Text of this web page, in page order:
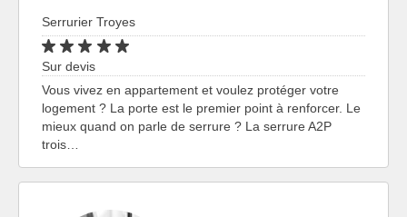
Serrurier Troyes
Sur devis
Vous vivez en appartement et voulez protéger votre
logement ? La porte est le premier point à renforcer. Le
mieux quand on parle de serrure ? La serrure A2P
trois…